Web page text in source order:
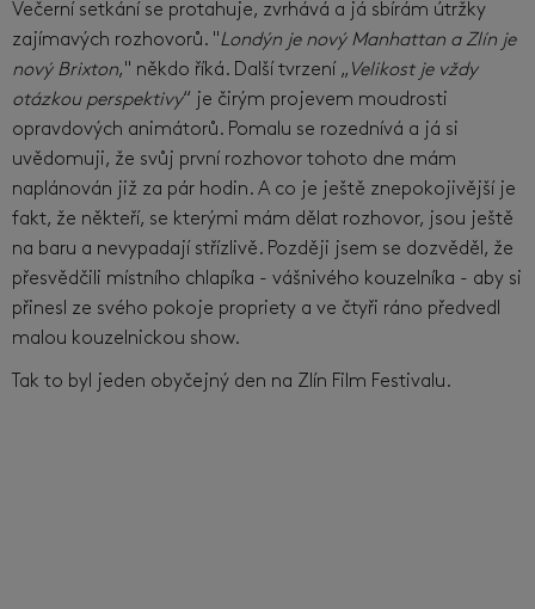
Večerní setkání se protahuje, zvrhává a já sbírám útržky
zajímavých rozhovorů. "Londýn je nový Manhattan a Zlín je
nový Brixton," někdo říká. Další tvrzení „ Velikost je vždy
otázkou perspektivy“ je čirým projevem moudrosti
opravdových animátorů. Pomalu se rozednívá a já si
uvědomuji, že svůj první rozhovor tohoto dne mám
naplánován již za pár hodin. A co je ještě znepokojivější je
fakt, že někteří, se kterými mám dělat rozhovor, jsou ještě
na baru a nevypadají střízlivě. Později jsem se dozvěděl, že
přesvědčili místního chlapíka - vášnivého kouzelníka - aby si
přinesl ze svého pokoje propriety a ve čtyři ráno předvedl
malou kouzelnickou show.
Tak to byl jeden obyčejný den na Zlín Film Festivalu.